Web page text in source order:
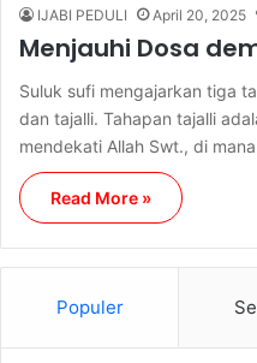
IJABI PEDULI April 20, 2025
Menjauhi Dosa
Suluk sufi mengajarkan tiga
dan tajalli. Tahapan tajalli
mendekati Allah Swt., di
Read More »
Populer